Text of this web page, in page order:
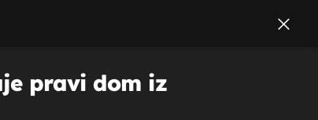
pravi dom iz